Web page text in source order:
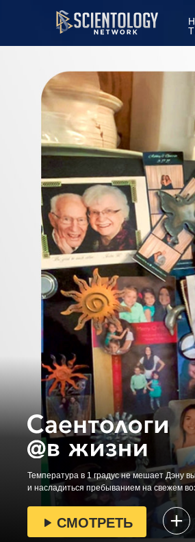
Температура в 1 градус не мешает Дэну
и насладиться пребыванием на свежем
СМОТРЕТЬ